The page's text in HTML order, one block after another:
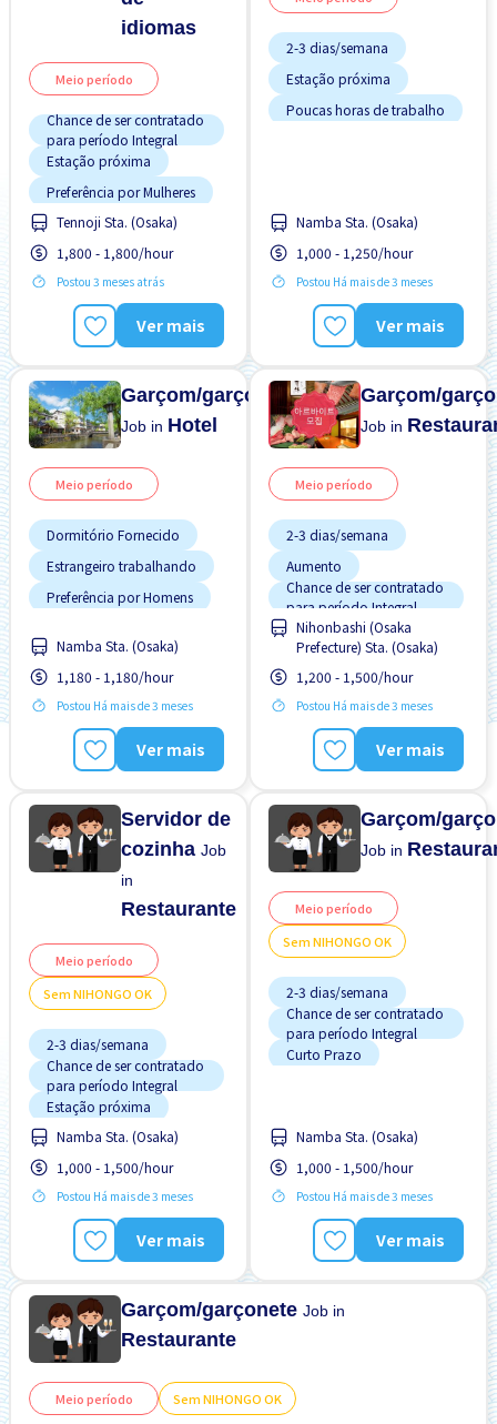
idiomas
Meio período
Chance de ser contratado
para período Integral
Estação próxima
Preferência por Mulheres
Preferência por Visto de
Estudante
Sem experiência OK
Tennoji Sta. (Osaka)
1,800 - 1,800/hour
Postou 3 meses atrás
Ver mais
2-3 dias/semana
Estação próxima
Poucas horas de trabalho
Namba Sta. (Osaka)
1,000 - 1,250/hour
Postou Há mais de 3 meses
Ver mais
Garçom/garçonete
Job in Hotel
Meio período
Dormitório Fornecido
Estrangeiro trabalhando
Preferência por Homens
Refeições Fornecidas
Salário adiantado
Transporte pago
Namba Sta. (Osaka)
1,180 - 1,180/hour
Postou Há mais de 3 meses
Ver mais
Garçom/
Job in
Meio período
2-3 dias/semana
Aumento
Chance de ser contratado
para período Integral
Estação próxima
Estrangeiro trabalhando
FDS & FER desligado
Sem CV
Nihonbashi (Osaka
Prefecture) Sta. (Osaka)
1,200 - 1,500/hour
Postou Há mais de 3 meses
Ver mais
Servidor de
cozinhaJob
in
Restaurante
Meio período
Sem NIHONGO OK
2-3 dias/semana
Chance de ser contratado
para período Integral
Estação próxima
Preferência por Visto de
Estudante
Refeições Fornecidas
Salário adiantado
Sem "NIHONGO" OK
Transporte pago
Turno FDS
Namba Sta. (Osaka)
1,000 - 1,500/hour
Postou Há mais de 3 meses
Ver mais
Garçom/
Job in
Meio período
Sem NIHONGO OK
2-3 dias/semana
Chance de ser contratado
para período Integral
Curto Prazo
Preferência por Visto de
Refeições Fornecidas
Sem experiência OK
Namba Sta. (Osaka)
1,000 - 1,500/hour
Postou Há mais de 3 meses
Ver mais
Garçom/garçoneteJob in
Restaurante
Meio período Sem NIHONGO OK